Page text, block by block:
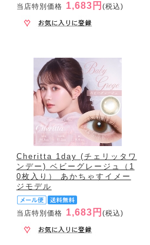
当店特別価格 1,683円 (税込)
Cheritta 1day (チェリッタワ
ンデー) ベビーグレージュ（1
0枚入り） あかちゃすイメー
ジモデル
当店特別価格 1,683円 (税込)